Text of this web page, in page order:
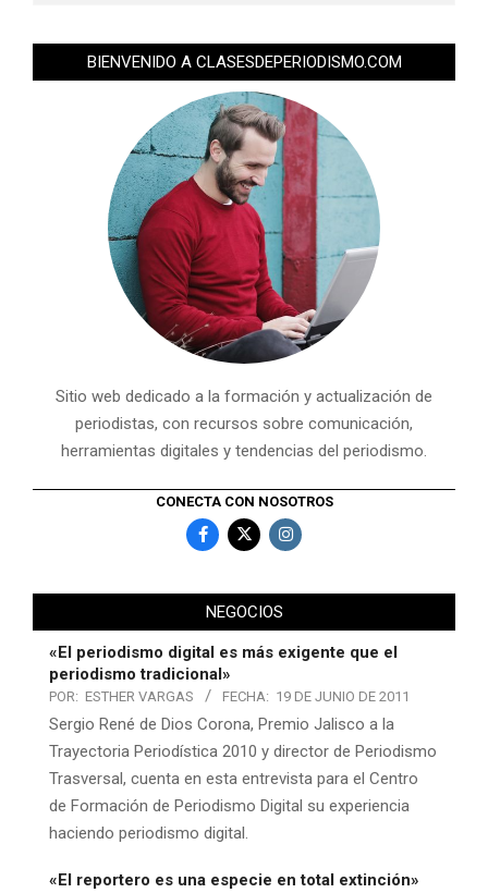
BIENVENIDO A CLASESDEPERIODISMO.COM
Sitio web dedicado a la formación y actualización de
periodistas, con recursos sobre comunicación,
herramientas digitales y tendencias del periodismo.
CONECTA CON NOSOTROS
NEGOCIOS
«El periodismo digital es más exigente que el
periodismo tradicional»
POR: ESTHER VARGAS FECHA: 19 DE JUNIO DE 2011
Sergio René de Dios Corona, Premio Jalisco a la
Trayectoria Periodística 2010 y director de Periodismo
Trasversal, cuenta en esta entrevista para el Centro
de Formación de Periodismo Digital su experiencia
haciendo periodismo digital.
«El reportero es una especie en total extinción»